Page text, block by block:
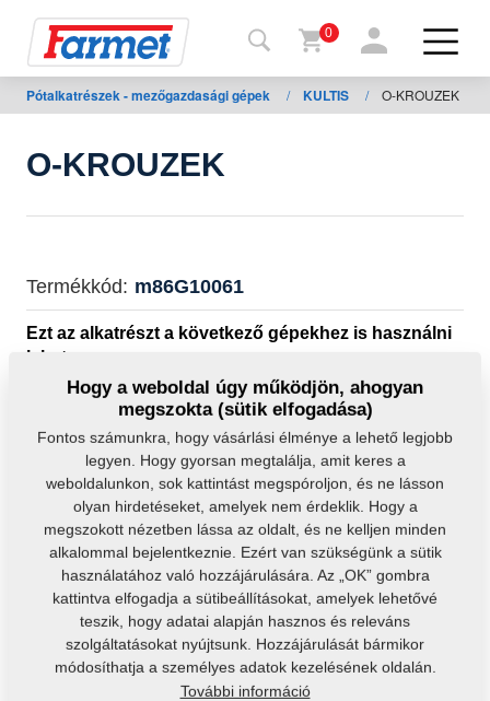
a
Farmet
gépeim
Letöltésre
0
Pótalkatrészek - mezőgazdasági gépek / KULTIS / O-KROUZEK
O-KROUZEK
Termékkód: m86G10061
Ezt az alkatrészt a következő gépekhez is használni
lehet:
KULTIS
Tömeg:
Hogy a weboldal úgy működjön, ahogyan
megszokta (sütik elfogadása)
Fontos számunkra, hogy vásárlási élménye a lehető legjobb
legyen. Hogy gyorsan megtalálja, amit keres a
weboldalunkon, sok kattintást megspóroljon, és ne lásson
olyan hirdetéseket, amelyek nem érdeklik. Hogy a
megszokott nézetben lássa az oldalt, és ne kelljen minden
alkalommal bejelentkeznie. Ezért van szükségünk a sütik
használatához való hozzájárulására. Az „OK” gombra
kattintva elfogadja a sütibeállításokat, amelyek lehetővé
teszik, hogy adatai alapján hasznos és releváns
szolgáltatásokat nyújtsunk. Hozzájárulását bármikor
módosíthatja a személyes adatok kezelésének oldalán.
További információ